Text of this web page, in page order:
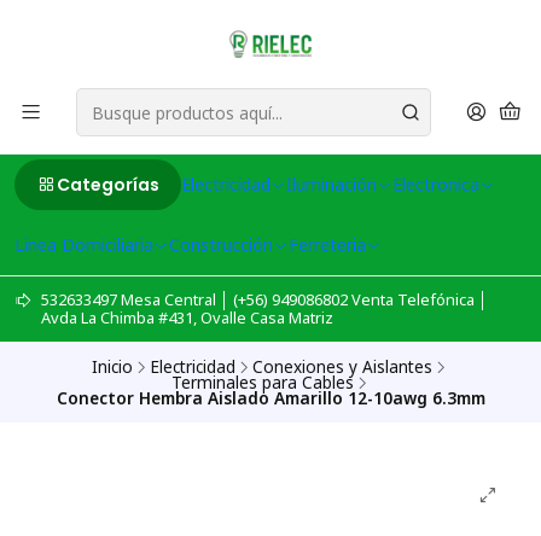
Categorías Electricidad Iluminación Electronica
Linea Domiciliaria Construcción Ferreteria
532633497 Mesa Central │ (+56) 949086802 Venta Telefónica │
Avda La Chimba #431, Ovalle Casa Matriz
Inicio Electricidad Conexiones y Aislantes
Terminales para Cables
Conector Hembra Aislado Amarillo 12-10awg 6.3mm